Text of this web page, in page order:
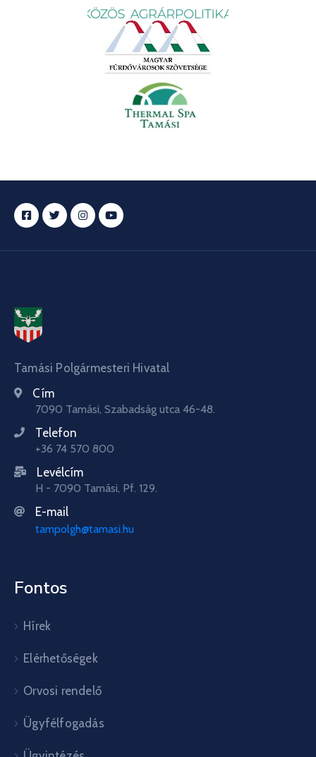
Tamási Polgármesteri Hivatal
Cím
7090 Tamási, Szabadság utca 46-48.
Telefon
+36 74 570 800
Levélcím
H - 7090 Tamási, Pf. 129.
E-mail
tampolgh@tamasi.hu
Fontos
Hírek
Elérhetőségek
Orvosi rendelő
Ügyfélfogadás